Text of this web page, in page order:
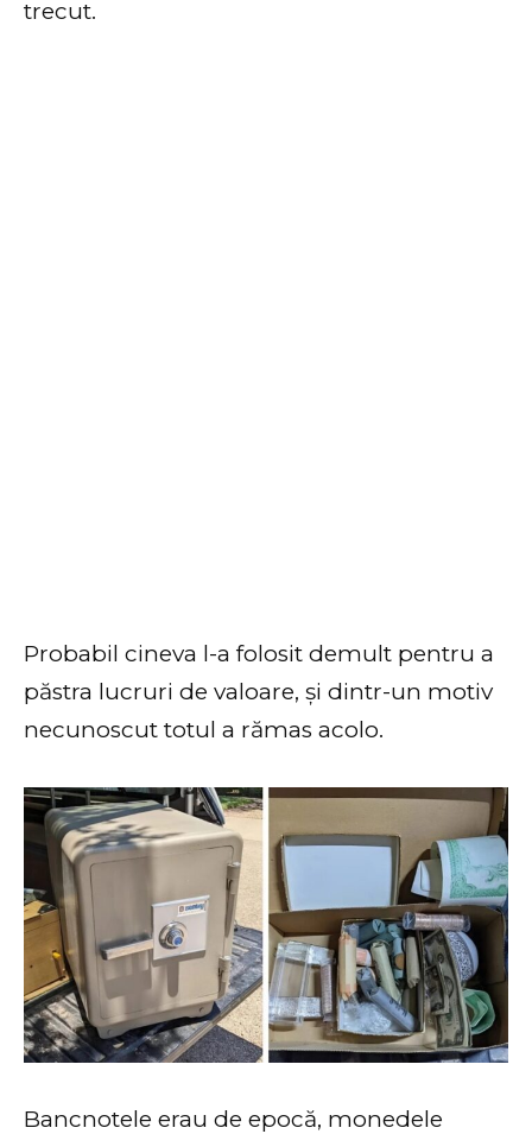
trecut.
Probabil cineva l-a folosit demult pentru a
păstra lucruri de valoare, și dintr-un motiv
necunoscut totul a rămas acolo.
Bancnotele erau de epocă, monedele